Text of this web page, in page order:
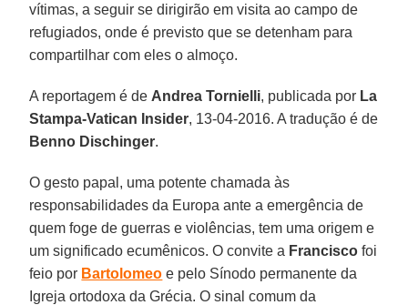
vítimas, a seguir se dirigirão em visita ao campo de
refugiados, onde é previsto que se detenham para
compartilhar com eles o almoço.
A reportagem é de Andrea Tornielli, publicada por La
Stampa-Vatican Insider, 13-04-2016. A tradução é de
Benno Dischinger.
O gesto papal, uma potente chamada às
responsabilidades da Europa ante a emergência de
quem foge de guerras e violências, tem uma origem e
um significado ecumênicos. O convite a Francisco foi
feio por Bartolomeo e pelo Sínodo permanente da
Igreja ortodoxa da Grécia. O sinal comum da